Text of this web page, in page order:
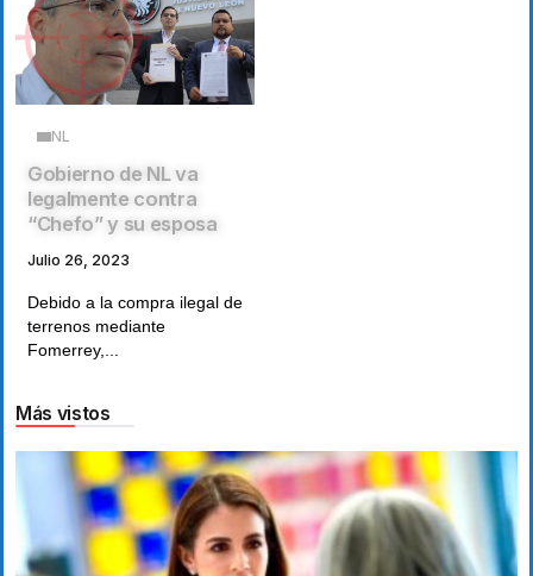
NL
Gobierno de NL va
legalmente contra
“Chefo” y su esposa
Julio 26, 2023
Debido a la compra ilegal de
terrenos mediante
Fomerrey,...
Más vistos